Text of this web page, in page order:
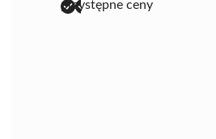
przystępne ceny